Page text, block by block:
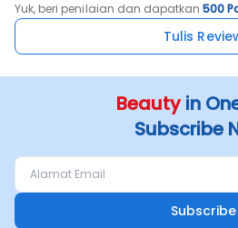
Yuk, beri penilaian dan dapatkan500
Tulis
Beautyin
Subscribe
Subscribe